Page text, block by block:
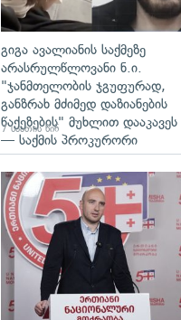
გიგა ავალიანის საქმეზე
არასრულწლოვანი ნ.ი.
"ჯანმთელობის ჯგუფურად,
განზრახ მძიმედ დაზიანების
წაქეზების" მუხლით დააკავეს
— საქმის პროკურორი
7 საათის წინ